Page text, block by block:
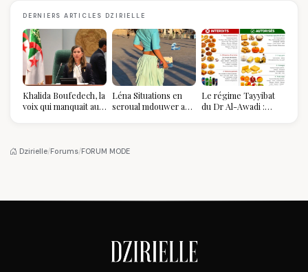
DERNIERS ARTICLES DZIRIELLE
Khalida Boufedech, la
voix qui manquait au
Léna Situations en
seroual mdouwer au
pièce mode de l'été
Le régime Tayyibat
du Dr Al-Awadi :
Dzirielle/Forums/FORUM MODE